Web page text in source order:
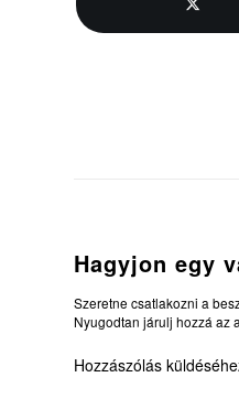
Hagyjon egy
Szeretne csatlakozni a
Nyugodtan járulj hozzá az
Hozzászólás